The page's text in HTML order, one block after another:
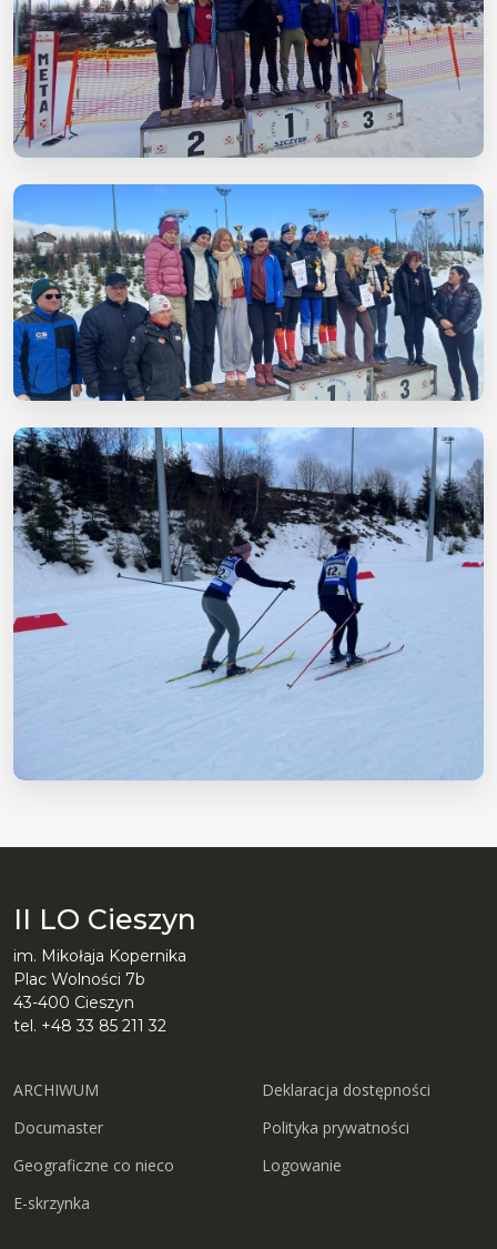
II LO Cieszyn
im. Mikołaja Kopernika
Plac Wolności 7b
43-400 Cieszyn
tel. +48 33 85 211 32
ARCHIWUM
Documaster
Geograficzne co nieco
E-skrzynka
Deklaracja dostępności
Polityka prywatności
Logowanie